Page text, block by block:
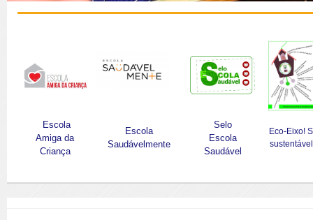
Escola
Amiga da
Criança
Escola
Saudávelmente
Selo
Escola
Saudável
Eco-Eixo!